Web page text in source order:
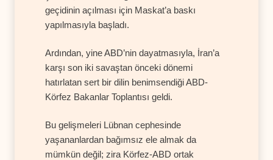
geçidinin açılması için Maskat’a baskı
yapılmasıyla başladı.
Ardından, yine ABD’nin dayatmasıyla, İran’a
karşı son iki savaştan önceki dönemi
hatırlatan sert bir dilin benimsendiği ABD-
Körfez Bakanlar Toplantısı geldi.
Bu gelişmeleri Lübnan cephesinde
yaşananlardan bağımsız ele almak da
mümkün değil; zira Körfez-ABD ortak